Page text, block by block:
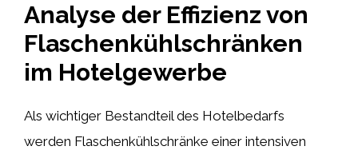
Analyse der Effizienz von
Flaschenkühlschränken
im Hotelgewerbe
Als wichtiger Bestandteil des Hotelbedarfs
werden Flaschenkühlschränke einer intensiven